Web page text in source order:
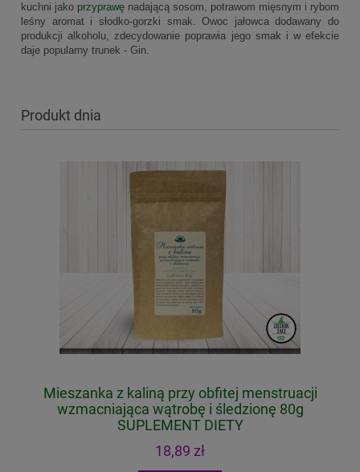
kuchni jako przyprawę nadającą sosom, potrawom mięsnym i rybom
leśny aromat i słodko-gorzki smak. Owoc jałowca dodawany do
produkcji alkoholu, zdecydowanie poprawia jego smak i w efekcie
daje popularny trunek - Gin.
Produkt dnia
Mieszanka z kaliną przy obfitej menstruacji
wzmacniająca wątrobę i śledzionę 80g
SUPLEMENT DIETY
18,89 zł